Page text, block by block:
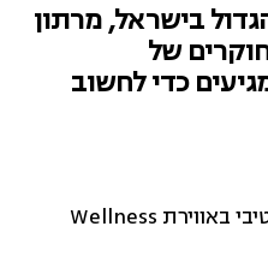
בישראל, מרתון
של
כדי לחשוב
20:00-19:00 - הפנינג ספורטיבי באווירת Wellness